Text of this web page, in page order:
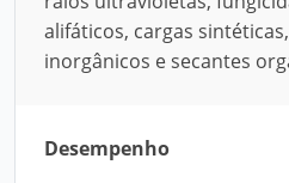
alifáticos, cargas
inorgânicos e secantes
Desempenho